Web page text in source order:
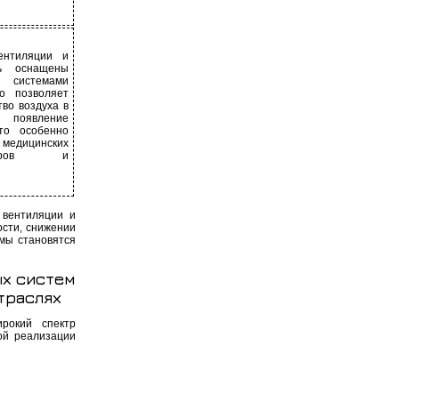
и
оснащены
системами
позволяет
воздуха в
особенно
и
и
снижении
становятся
систем
спектр
реализации